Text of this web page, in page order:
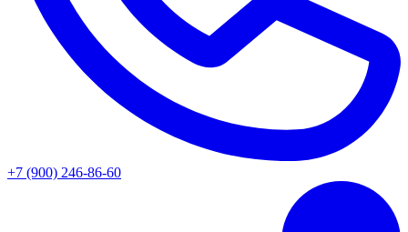
+7 (900) 246-86-60